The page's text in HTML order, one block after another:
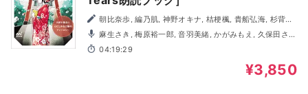
朝比奈歩, 編乃肌, 神野オキナ, 桔梗楓, 貴船弘海, 杉背よ
い, 天ヶ森雀, 那識あきら, 鳴海澪, ひらび久美, 溝口智子, 矢
凪
り, 酒井孝祥, 篠崎愛, 月舞海玖, 藤井孝弘, 眞壁ゆみ,
WAKASAYURI, わたなべかずひろ
04:19:29
¥3,850